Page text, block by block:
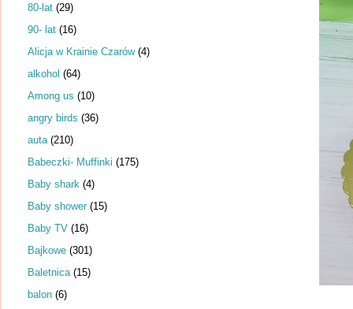
80-lat (29)
90- lat (16)
Alicja w Krainie Czarów (4)
alkohol (64)
Among us (10)
angry birds (36)
auta (210)
Babeczki- Muffinki (175)
Baby shark (4)
Baby shower (15)
Baby TV (16)
Bajkowe (301)
Baletnica (15)
balon (6)